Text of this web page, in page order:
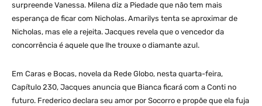
surpreende Vanessa. Milena diz a Piedade que não tem mais
esperança de ficar com Nicholas. Amarilys tenta se aproximar de
Nicholas, mas ele a rejeita. Jacques revela que o vencedor da
concorrência é aquele que lhe trouxe o diamante azul.
Em Caras e Bocas, novela da Rede Globo, nesta quarta-feira,
Capítulo 230, Jacques anuncia que Bianca ficará com a Conti no
futuro. Frederico declara seu amor por Socorro e propõe que ela fuja